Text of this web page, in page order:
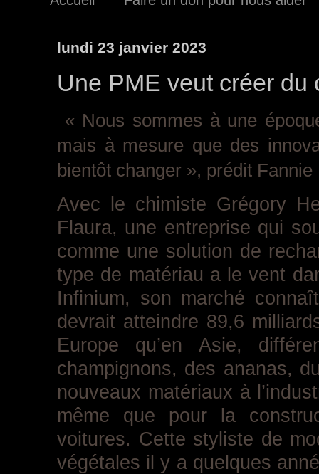
lundi 23 janvier 2023
Une PME veut créer
« Nous sommes à une
mais à mesure que des
bientôt changer », ­prédit Fannie
Avec le chimiste Grégory
Flaura, une entreprise qui
comme une solution de
type de matériau a le vent
Infinium, son marché
devrait atteindre 89,6
Europe qu’en Asie,
champignons, des ananas,
nouveaux matériaux à
même que pour la
voitures. Cette styliste de
végétales il y a quelques